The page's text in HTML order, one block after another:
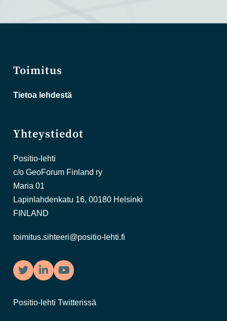
Toimitus
Tietoa lehdestä
Yhteystiedot
Positio-lehti
c/o GeoForum Finland ry
Maria 01
Lapinlahdenkatu 16, 00180 Helsinki
FINLAND
toimitus.sihteeri@positio-lehti.fi
TwitterLinkedInYouTube
Positio-lehti Twitterissä